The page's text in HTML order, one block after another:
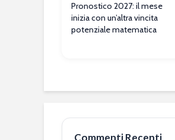
Pronostico 2027: il mese
inizia con un’altra vincita
potenziale matematica
Commenti Recenti